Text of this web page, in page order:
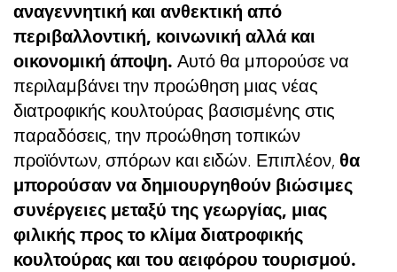
αναγεννητική και ανθεκτική από
περιβαλλοντική, κοινωνική αλλά και
οικονομική άποψη. Αυτό θα μπορούσε να
περιλαμβάνει την προώθηση μιας νέας
διατροφικής κουλτούρας βασισμένης στις
παραδόσεις, την προώθηση τοπικών
προϊόντων, σπόρων και ειδών. Επιπλέον, θα
μπορούσαν να δημιουργηθούν βιώσιμες
συνέργειες μεταξύ της γεωργίας, μιας
φιλικής προς το κλίμα διατροφικής
κουλτούρας και του αειφόρου τουρισμού.